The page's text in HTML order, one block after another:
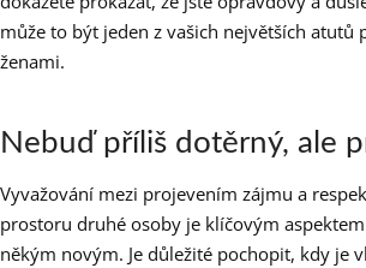
může to být jeden z vašich největších atutů
ženami.
Nebuď příliš dotěrný, ale
Vyvažování mezi projevením zájmu a
prostoru druhé osoby je klíčovým
někým novým. Je důležité pochopit, kdy je